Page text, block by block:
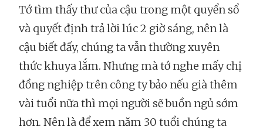
Tớ tìm thấy thư của cậu trong một quyển sổ
và quyết định trả lời lúc 2 giờ sáng, nên là
cậu biết đấy, chúng ta vẫn thường xuyên
thức khuya lắm. Nhưng mà tớ nghe mấy chị
đồng nghiệp trên công ty bảo nếu già thêm
vài tuổi nữa thì mọi người sẽ buồn ngủ sớm
hơn. Nên là để xem năm 30 tuổi chúng ta